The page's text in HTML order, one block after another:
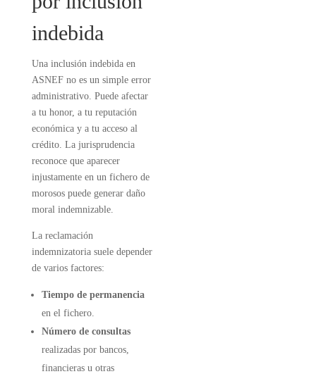
indebida
Una inclusión indebida en
ASNEF no es un simple error
administrativo. Puede afectar
a tu honor, a tu reputación
económica y a tu acceso al
crédito. La jurisprudencia
reconoce que aparecer
injustamente en un fichero de
morosos puede generar daño
moral indemnizable.
La reclamación
indemnizatoria suele depender
de varios factores:
Tiempo de permanencia
en el fichero.
Número de consultas
realizadas por bancos,
financieras u otras